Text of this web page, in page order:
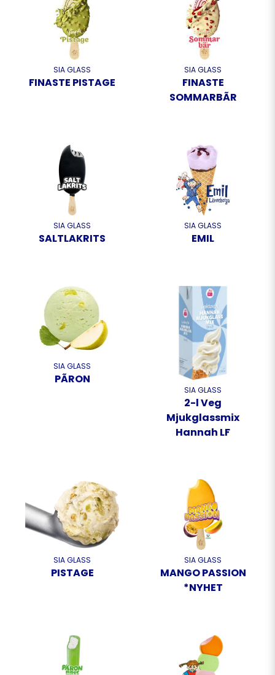
SIA GLASS
FINASTE PISTAGE
SIA GLASS
FINASTE
SOMMARBÃR
SIA GLASS
SALTLAKRITS
SIA GLASS
EMIL
SIA GLASS
PÃRON
SIA GLASS
2-l Veg
Mjukglassmix
Hannah LF
SIA GLASS
PISTAGE
SIA GLASS
MANGO PASSION
*NYHET